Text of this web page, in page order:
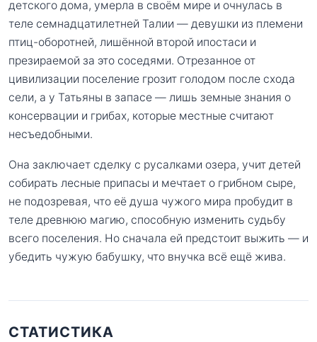
детского дома, умерла в своём мире и очнулась в
теле семнадцатилетней Талии — девушки из племени
птиц-оборотней, лишённой второй ипостаси и
презираемой за это соседями. Отрезанное от
цивилизации поселение грозит голодом после схода
сели, а у Татьяны в запасе — лишь земные знания о
консервации и грибах, которые местные считают
несъедобными.
Она заключает сделку с русалками озера, учит детей
собирать лесные припасы и мечтает о грибном сыре,
не подозревая, что её душа чужого мира пробудит в
теле древнюю магию, способную изменить судьбу
всего поселения. Но сначала ей предстоит выжить — и
убедить чужую бабушку, что внучка всё ещё жива.
СТАТИСТИКА